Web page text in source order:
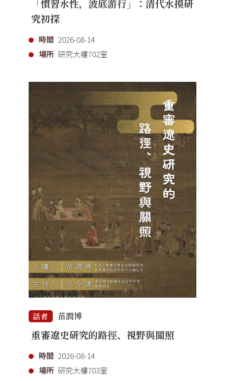
「慣習水性，波底游行」：清代水摸研
究初探
時間 2026-08-14
場所 研究大樓702室
話者 苗潤博
重審遼史研究的路徑、視野與關照
時間 2026-08-14
場所 研究大樓703室